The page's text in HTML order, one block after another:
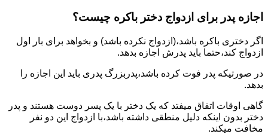
اجازه پدر برای ازدواج دختر باکره چیست؟
اگر دختری باکره باشد،(ازدواج نکرده باشد) و بخواهد برای بار اول
ازدواج کند،حتما باید پدرش اجازه بدهد.
در صورتیکه پدر فوت کرده باشد،پدربزرگ پدری باید این اجازه را
بدهد.
گاهی اوقات اتفاق میفتد که یک دختر با یک پسر دوست هستند و پدر
دختر بدون اینکه دلیل منطقی داشته باشد،با ازدواج این دو نفر
مخافت میکند.